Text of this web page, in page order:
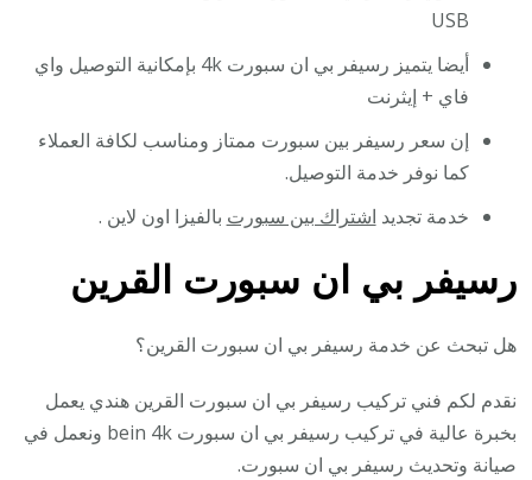
USB
أيضا يتميز رسيفر بي ان سبورت 4k بإمكانية التوصيل واي
فاي + إيثرنت
إن سعر رسيفر بين سبورت ممتاز ومناسب لكافة العملاء
كما نوفر خدمة التوصيل.
خدمة تجديد اشتراك بين سبورت بالفيزا اون لاين .
رسيفر بي ان سبورت القرين
هل تبحث عن خدمة رسيفر بي ان سبورت القرين؟
نقدم لكم فني تركيب رسيفر بي ان سبورت القرين هندي يعمل
بخبرة عالية في تركيب رسيفر بي ان سبورت bein 4k ونعمل في
صيانة وتحديث رسيفر بي ان سبورت.